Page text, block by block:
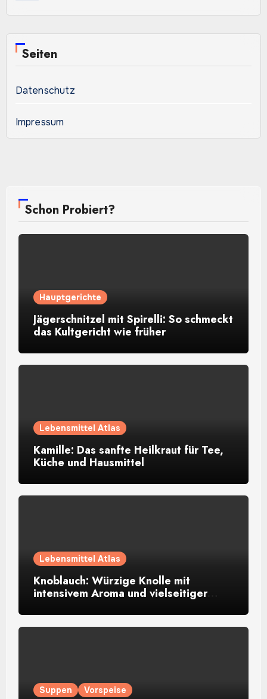
Seiten
Datenschutz
Impressum
Schon Probiert?
Hauptgerichte
Jägerschnitzel mit Spirelli: So schmeckt
das Kultgericht wie früher
Lebensmittel Atlas
Kamille: Das sanfte Heilkraut für Tee,
Küche und Hausmittel
Lebensmittel Atlas
Knoblauch: Würzige Knolle mit
intensivem Aroma und vielseitiger
Suppen Vorspeise